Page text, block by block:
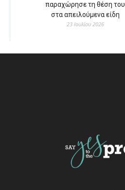
παραχώρησε τη θέση του
στα απειλούμενα είδη
23 Ιουλίου 2026